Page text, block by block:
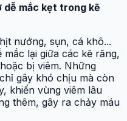
dễ mắc kẹt trong kẽ
nướng, sụn, cá khô...
lại giữa các kẽ răng,
bị viêm. Những
gây khó chịu mà còn
khiến vùng viêm lâu
thêm, gây ra chảy máu